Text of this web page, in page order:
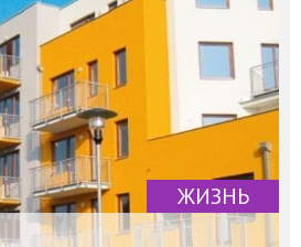
ЖИЗНЬ